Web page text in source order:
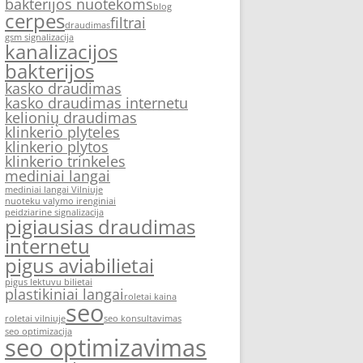
bakterijos nuotekomsblog
cerpesdraudimasfiltrai
gsm signalizacija
kanalizacijos
bakterijos
kasko draudimas
kasko draudimas internetu
kelionių draudimas
klinkerio plyteles
klinkerio plytos
klinkerio trinkeles
mediniai langai
mediniai langai Vilniuje
nuoteku valymo irenginiai
peidziarine signalizacija
pigiausias draudimas
internetu
pigus aviabilietai
pigus lektuvu bilietai
plastikiniai langai roletai kaina
roletai vilniujeseoseo konsultavimas
seo optimizacija
seo optimizavimas